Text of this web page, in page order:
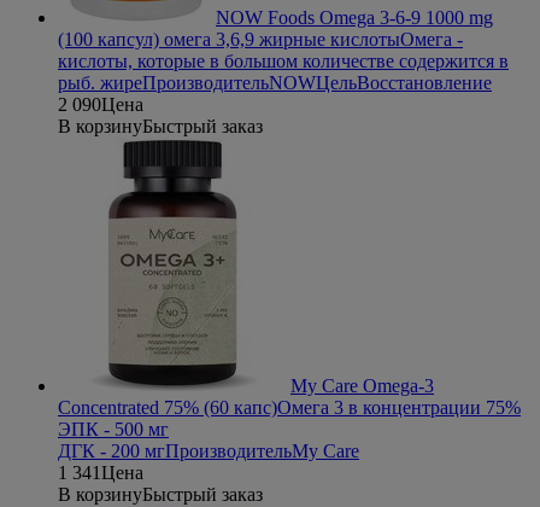
NOW Foods Omega 3-6-9 1000 mg
(100 капсул) омега 3,6,9 жирные кислотыОмега -
кислоты, которые в большом количестве содержится в
рыб. жиреПроизводительNOWЦельВосстановление
2 090Цена
В корзинуБыстрый заказ
My Care Omega-3
Concentrated 75% (60 капс)Омега 3 в концентрации 75%
ЭПК - 500 мг
ДГК - 200 мгПроизводительMy Care
1 341Цена
В корзинуБыстрый заказ